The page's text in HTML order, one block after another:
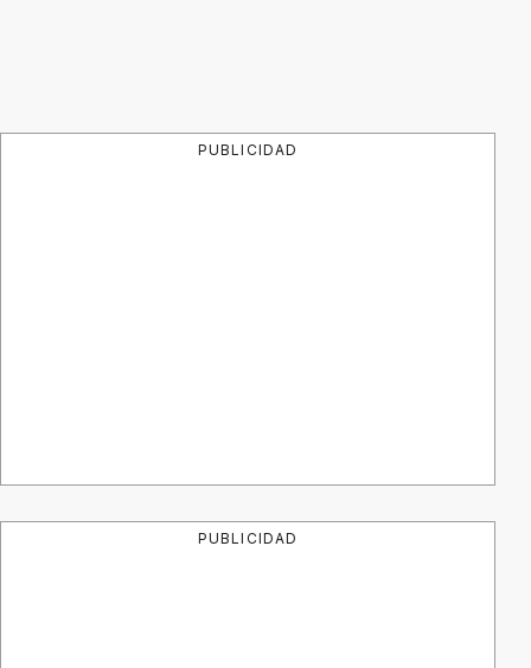
PUBLICIDAD
PUBLICIDAD